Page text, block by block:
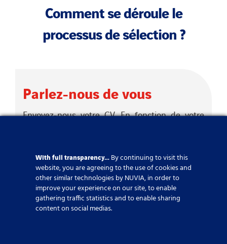
Comment se déroule le
processus de sélection ?
Parlez-nous de vous
Envoyez-nous votre CV. En fonction de votre
intéressante à vous proposer.
Notre spécialiste RH vous
With full transparency… By continuing to visit this
website, you are agreeing to the use of cookies and
other similar technologies by NUVIA, in order to
improve your experience on our site, to enable
gathering traffic statistics and to enable sharing
content on social medias.